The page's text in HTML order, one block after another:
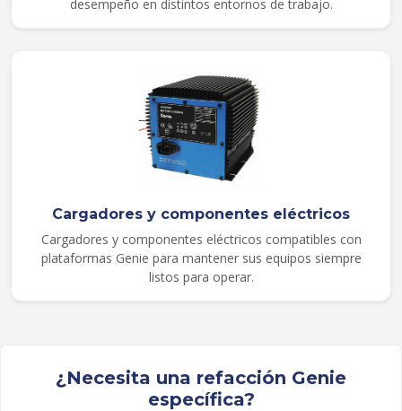
desempeño en distintos entornos de trabajo.
Cargadores y componentes eléctricos
Cargadores y componentes eléctricos compatibles con
plataformas Genie para mantener sus equipos siempre
listos para operar.
¿Necesita una refacción Genie
específica?